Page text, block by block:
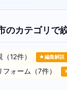
のカテゴリで
12件） ★編集解説
フォーム（7件）